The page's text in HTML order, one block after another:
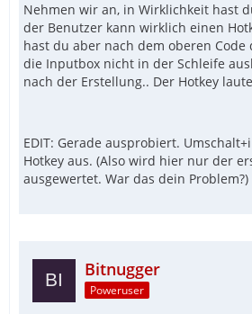
Nehmen wir an, in Wirklichkeit hast
der Benutzer kann wirklich einen
hast du aber nach dem oberen Code
die Inputbox nicht in der Schleife
nach der Erstellung.. Der Hotkey
EDIT: Gerade ausprobiert.
Hotkey aus. (Also wird hier nur der
ausgewertet. War das dein Problem?)
Bitnugger
Poweruser